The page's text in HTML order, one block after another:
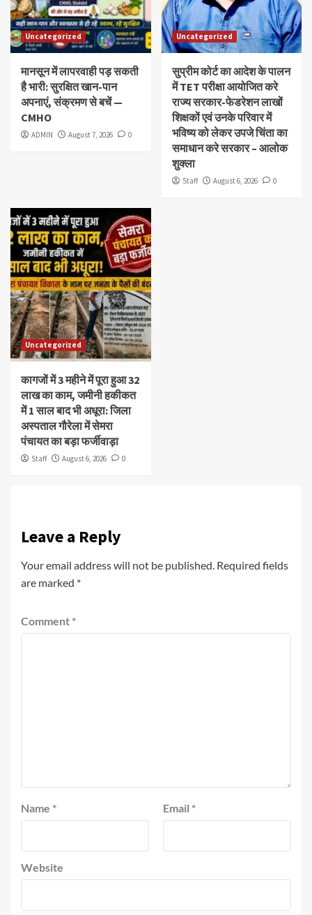
Uncategorized
मानसून में लापरवाही पड़ सकती
है भारी: सुरक्षित खान-पान
अपनाएं, संक्रमण से बचें —
CMHO
ADMIN August 7, 2026 0
Uncategorized
सुप्रीम कोर्ट का आदेश के पालन
में TET परीक्षा आयोजित करे
राज्य सरकार-फेडरेशन लाखों
शिक्षकों एवं उनके परिवार में
भविष्य को लेकर उपजे चिंता का
समाधान करे सरकार – आलोक
शुक्ला
Staff August 6, 2026 0
Uncategorized
कागजों में 3 महीने में पूरा हुआ 32
लाख का काम, जमीनी हकीकत
में 1 साल बाद भी अधूरा: जिला
अस्पताल गौरेला में सेमरा
पंचायत का बड़ा फर्जीवाड़ा
Staff August 6, 2026 0
Leave a Reply
Your email address will not be published. Required fields
are marked *
Comment *
Name * Email *
Website